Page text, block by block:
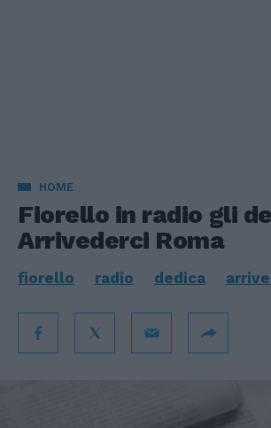
HOME
Fiorello in radio gli
Arrivederci Roma
fiorello radio dedica